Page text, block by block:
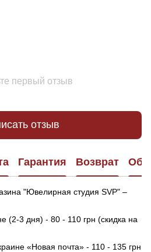
первый отзыв
отзыв
Гарантия Возврат
"Ювелирная студия SVP" –
(2-3 дня) - 80 - 110 грн (скидка на
«Новая почта» - 110 - 135 грн